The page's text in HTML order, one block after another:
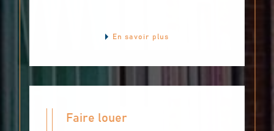
En savoir plus
Faire louer